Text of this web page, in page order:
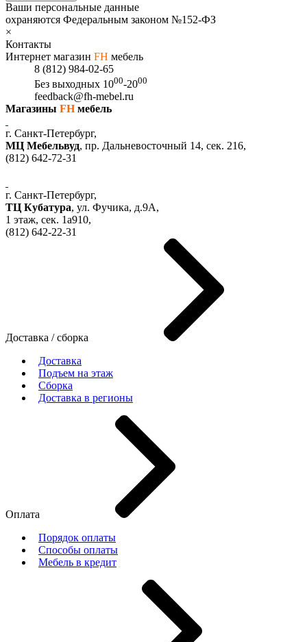
Ваши персональные данные
охраняются Федеральным законом №152-ФЗ
×
Контакты
Интернет магазин FH мебель
8 (812) 984-02-65
Без выходных 1000-2000
feedback@fh-mebel.ru
Магазины FHмебель
г. Санкт-Петербург,
МЦ Мебельвуд, пр. Дальневосточный 14, сек. 216,
(812) 642-72-31
г. Санкт-Петербург,
ТЦ Кубатура, ул. Фучика, д.9А,
1 этаж, сек. 1a910,
(812) 642-22-31
Доставка / сборка
Доставка
Подъем на этаж
Сборка
Доставка в регионы
Оплата
Порядок оплаты
Способы оплаты
Мебель в кредит